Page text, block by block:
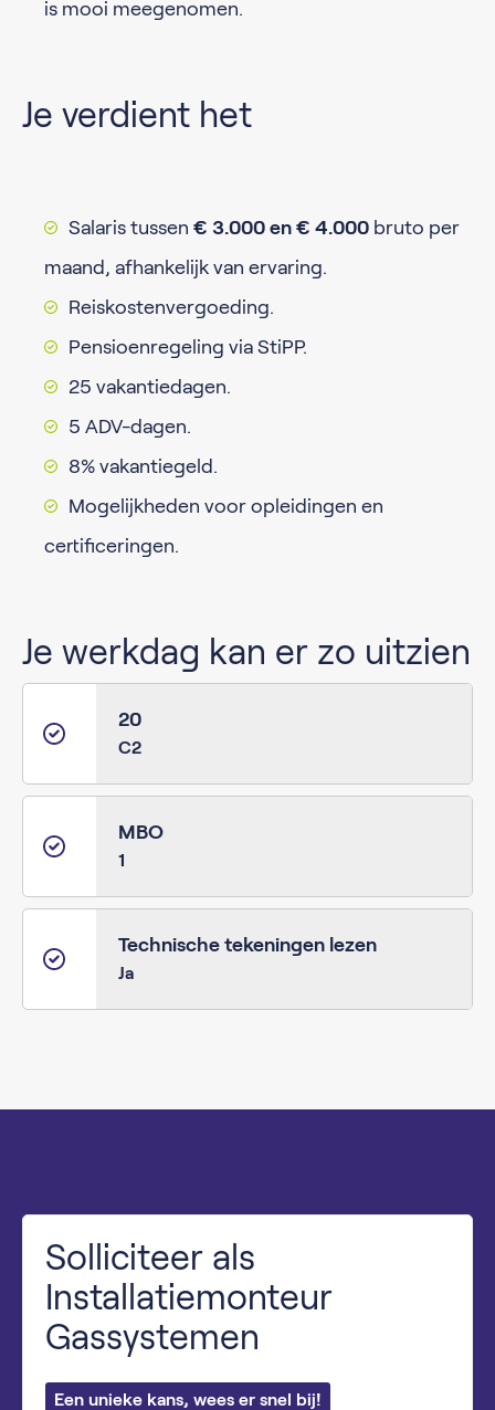
is mooi meegenomen.
Je verdient het
Salaris tussen € 3.000 en € 4.000 bruto per
maand, afhankelijk van ervaring.
Reiskostenvergoeding.
Pensioenregeling via StiPP.
25 vakantiedagen.
5 ADV-dagen.
8% vakantiegeld.
Mogelijkheden voor opleidingen en
certificeringen.
Je werkdag kan er zo uitzien
20
C2
MBO
1
Technische tekeningen lezen
Ja
Solliciteer als
Installatiemonteur
Gassystemen
Een unieke kans, wees er snel bij!